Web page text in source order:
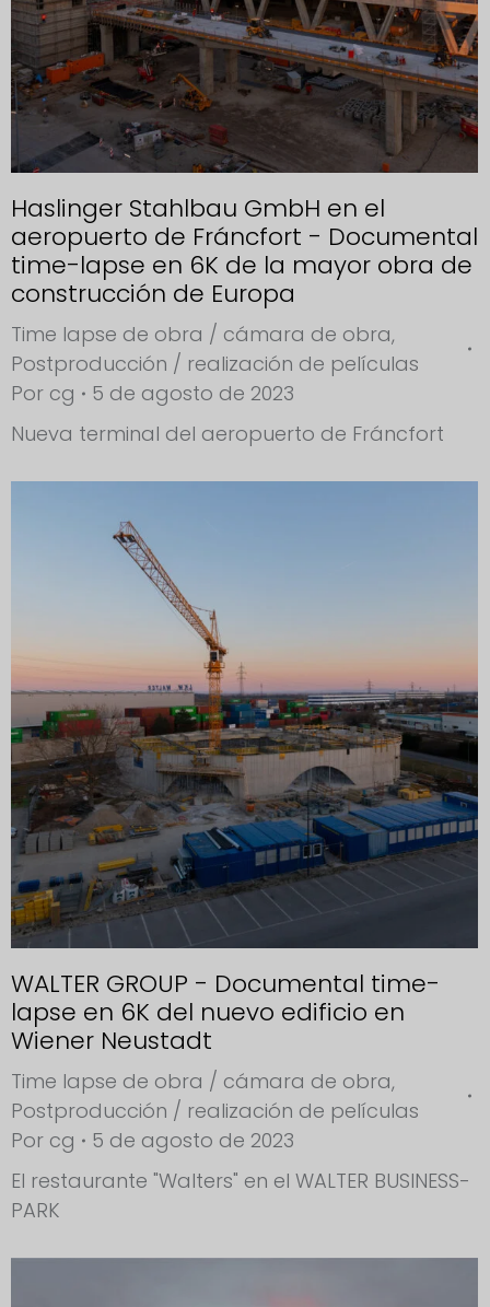
Haslinger Stahlbau GmbH en el
aeropuerto de Fráncfort - Documental
time-lapse en 6K de la mayor obra de
construcción de Europa
Time lapse de obra / cámara de obra,
Postproducción / realización de películas
Por cg
5 de agosto de 2023
Nueva terminal del aeropuerto de Fráncfort
WALTER GROUP - Documental time-
lapse en 6K del nuevo edificio en
Wiener Neustadt
Time lapse de obra / cámara de obra,
Postproducción / realización de películas
Por cg
5 de agosto de 2023
El restaurante "Walters" en el WALTER BUSINESS-
PARK